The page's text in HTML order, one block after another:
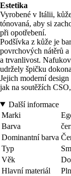
Estetika
Vyrobené v Itálii,
tónovaná, aby si
při opotřebení.
Podšívka z kůže je
povrchových nátěrů a
a trvanlivost.
udržely špičku
Jejich moderní
jak na soutěžích
Další informace
Marki
Barva
Dominantní barva
Typ
Věk
Hlavní materiál